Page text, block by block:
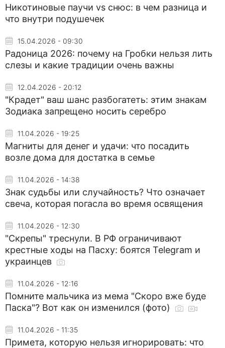
Никотиновые паучи vs снюс: в чем разница и
что внутри подушечек
15.04.2026 - 09:30
Радоница 2026: почему на Гробки нельзя лить
слезы и какие традиции очень важны
12.04.2026 - 20:12
"Крадет" ваш шанс разбогатеть: этим знакам
Зодиака запрещено носить серебро
11.04.2026 - 19:25
Магниты для денег и удачи: что посадить
возле дома для достатка в семье
11.04.2026 - 14:38
Знак судьбы или случайность? Что означает
свеча, которая погасла во время освящения
11.04.2026 - 12:30
"Скрепы" треснули. В РФ ограничивают
крестные ходы на Пасху: боятся Telegram и
украинцев
11.04.2026 - 12:16
Помните мальчика из мема "Скоро вже буде
Паска"? Вот как он изменился (фото)
11.04.2026 - 11:35
Примета, которую нельзя игнорировать: что